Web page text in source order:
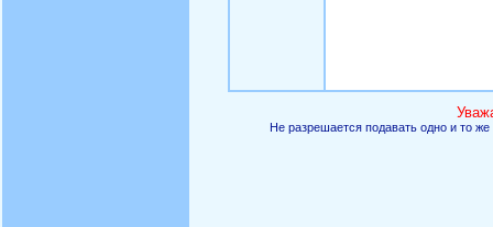
Не разрешается подавать одно и то